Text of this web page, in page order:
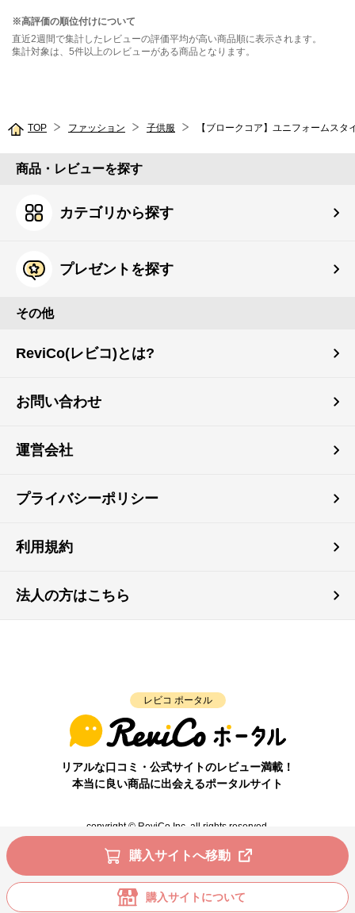
購入サイトへ移動
購入サイトについて
※高評価の順位付けについて
直近2週間で集計したレビューの評価平均が高い商品順に表示されます。
集計対象は、5件以上のレビューがある商品となります。
TOP ファッション 子供服 【ブロークコア】ユニフォームスタ
商品・レビューを探す
カテゴリから探す
プレゼントを探す
その他
ReviCo(レビコ)とは?
お問い合わせ
運営会社
プライバシーポリシー
利用規約
法人の方はこちら
レビコ ポータル
リアルな口コミ・公式サイトのレビュー満載！
本当に良い商品に出会えるポータルサイト
copyright © ReviCo Inc. all rights reserved.